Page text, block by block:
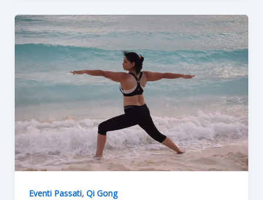
Eventi Passati, Qi Gong